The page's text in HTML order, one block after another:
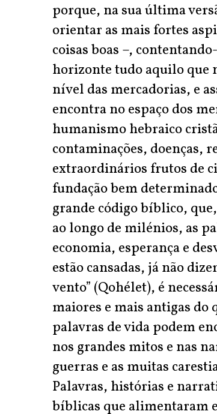
porque, na sua última
orientar as mais fortes
coisas boas –,
horizonte tudo aquilo que
nível das mercadorias, e
encontra no espaço dos
humanismo hebraico
contaminações, doenças,
extraordinários frutos de
fundação bem
grande código bíblico,
ao longo de milénios, as
economia, esperança e
estão cansadas, já não
vento” (Qohélet), é
maiores e mais antigas do
palavras de vida podem
nos grandes mitos e nas
guerras e as muitas
Palavras, histórias e
bíblicas que alimentaram